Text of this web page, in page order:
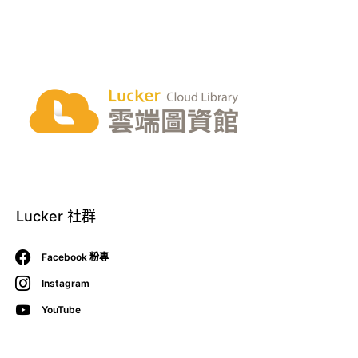
Lucker 社群
Facebook 粉專
Instagram
YouTube